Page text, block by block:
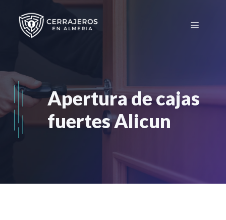
contenido
Menú
Apertura de cajas
fuertes Alicun